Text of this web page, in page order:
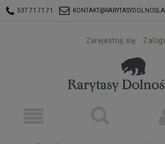
537 71 71 71
Zarejestruj się